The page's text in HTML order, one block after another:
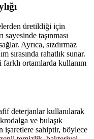
üretildiği için
sayesinde taşınması
Ayrıca, sızdırmaz
sırasında rahatlık sunar.
ortamlarda kullanım
deterjanlar kullanılarak
ve bulaşık
işaretlere sahiptir, böylece